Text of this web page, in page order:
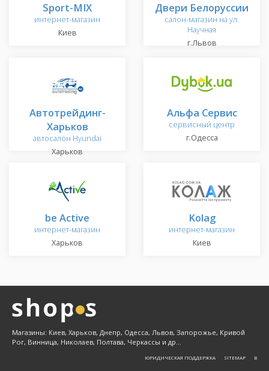
Sport-MIX
интернет-магазин
Киев
Двери Белоруссии
салон-магазин на ул.
Научная
г.Львов
Автотрейдинг-
Харьков
автосалон Hyundai
Харьков
Альфа Сервис
сервисный центр
г.Одесса
be Active
интернет-магазин
Харьков
Kolag
интернет-магазин
Киев
Магазины: Киев, Харьков, Днепр, Одесса, Львов, Запорожье, Кривой
Рог, Винница, Николаев, Полтава, Черкассы и др...
ЮРИДИЧЕСКАЯ ПОДДЕРЖКА SITEMAP Β